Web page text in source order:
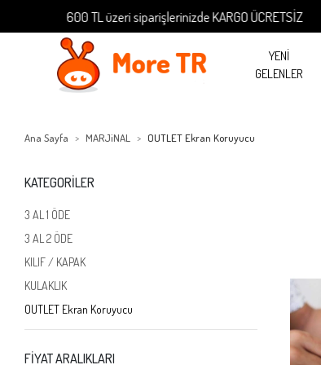
600 TL üzeri siparişlerinizde KARGO ÜCRETSİZ
YENİ
GELENLER
Ana Sayfa MARJiNAL OUTLET Ekran Koruyucu
KATEGORİLER
3 AL 1 ÖDE
3 AL 2 ÖDE
KILIF / KAPAK
KULAKLIK
OUTLET Ekran Koruyucu
FİYAT ARALIKLARI